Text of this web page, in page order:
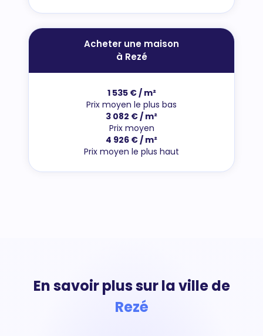
Acheter une maison
à Rezé
1 535 € / m²
Prix moyen le plus bas
3 082 € / m²
Prix moyen
4 926 € / m²
Prix moyen le plus haut
En savoir plus sur la ville de
Rezé